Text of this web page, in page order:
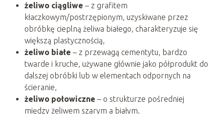
żeliwo ciągliwe – z grafitem
kłaczkowym/postrzępionym, uzyskiwane przez
obróbkę cieplną żeliwa białego, charakteryzuje się
większą plastycznością,
żeliwo białe – z przewagą cementytu, bardzo
twarde i kruche, używane głównie jako półprodukt do
dalszej obróbki lub w elementach odpornych na
ścieranie,
żeliwo połowiczne – o strukturze pośredniej
między żeliwem szarym a białym.